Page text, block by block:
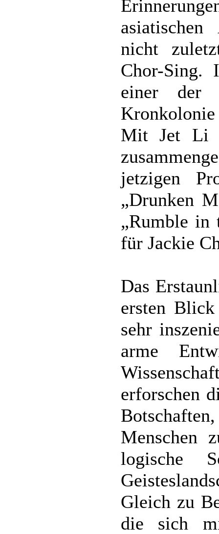
nicht
Chor-Sing.
einer der
Mit Jet Li
jetzigen
„Drunken
„Rumble in
für Jackie
Das
ersten
sehr
arme
erforschen
Menschen
logische
Gleich zu
die sich